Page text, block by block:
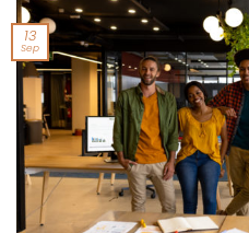
13
Sep